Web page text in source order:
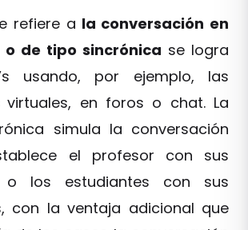
refiere a la conversación en
de tipo sincrónica se logra
usando, por ejemplo, las
virtuales, en foros o chat. La
simula la conversación
el profesor con sus
o los estudiantes con sus
con la ventaja adicional que